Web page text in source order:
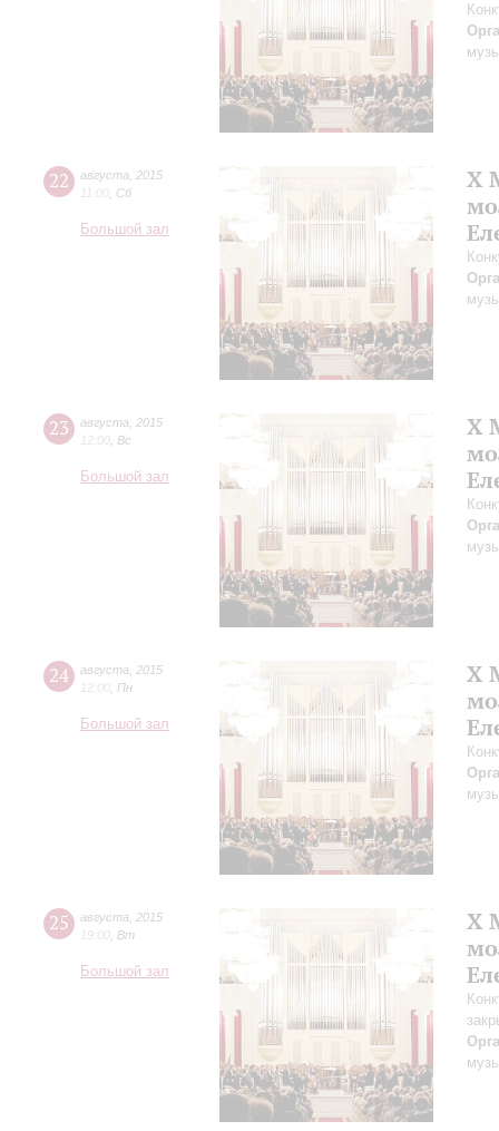
22 августа
2015
11:00 Сб
Большой зал
X
23 августа
2015
12:00 Вс
Большой зал
X
24 августа
2015
12:00 Пн
Большой зал
X
25 августа
2015
19:00 Вт
Большой зал
X